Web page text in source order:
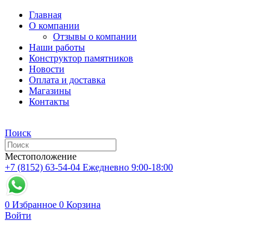
Главная
О компании
Отзывы о компании
Наши работы
Конструктор памятников
Новости
Оплата и доставка
Магазины
Контакты
Поиск
Местоположение
+7 (8152) 63-54-04 Ежедневно 9:00-18:00
0 Избранное 0 Корзина
Войти